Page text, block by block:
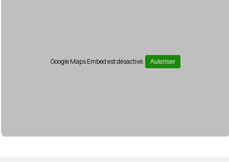
Google Maps Embed est désactivé. Autoriser